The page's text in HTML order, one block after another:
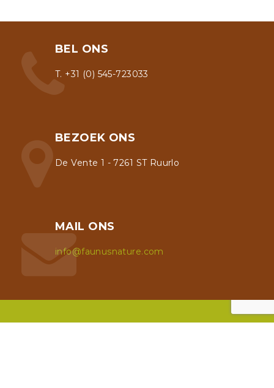
BEL ONS
T. +31 (0) 545-723033
BEZOEK ONS
De Vente 1 - 7261 ST Ruurlo
MAIL ONS
info@faunusnature.com